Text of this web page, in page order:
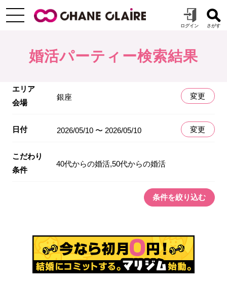
婚活パーティー検索結果
エリア
会場
銀座 変更
日付 2026/05/10 〜 2026/05/10 変更
こだわり
条件
40代からの婚活,50代からの婚活
条件を絞り込む